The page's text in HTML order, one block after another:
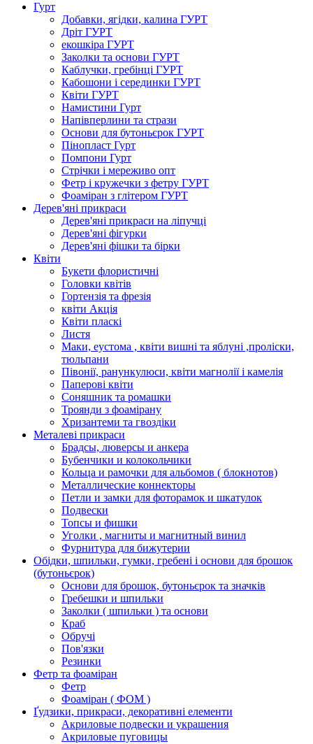
Гурт
Добавки, ягідки, калина ГУРТ
Дріт ГУРТ
екошкіра ГУРТ
Заколки та основи ГУРТ
Каблучки, гребінці ГУРТ
Кабошони і серединки ГУРТ
Квіти ГУРТ
Намистини Гурт
Напівперлини та стрази
Основи для бутоньєрок ГУРТ
Пінопласт Гурт
Помпони Гурт
Стрічки і мереживо опт
Фетр і кружечки з фетру ГУРТ
Фоаміран з глітером ГУРТ
Дерев'яні прикраси
Дерев'яні прикраси на ліпучці
Дерев'яні фігурки
Дерев'яні фішки та бірки
Квіти
Букети флористичні
Головки квітів
Гортензія та фрезія
квіти Акція
Квіти пласкі
Листя
Маки, еустома , квіти вишні та яблуні ,проліски,
тюльпани
Півонії, ранункулюси, квіти магнолії і камелія
Паперові квіти
Соняшник та ромашки
Троянди з фоамірану
Хризантеми та гвоздіки
Металеві прикраси
Брадсы, люверсы и анкера
Бубенчики и колокольчики
Кольца и рамочки для альбомов ( блокнотов)
Металлические коннекторы
Петли и замки для фоторамок и шкатулок
Подвески
Топсы и фишки
Уголки , магниты и магнитный винил
Фурнитура для бижутерии
Обідки, шпильки, гумки, гребені і основи для брошок
(бутоньєрок)
Основи для брошок, бутоньєрок та значків
Гребешки и шпильки
Заколки ( шпильки ) та основи
Краб
Обручі
Пов'язки
Резинки
Фетр та фоаміран
Фетр
Фоаміран ( ФОМ )
Ґудзики, прикраси, декоративні елементи
Акриловые подвески и украшения
Акриловые пуговицы